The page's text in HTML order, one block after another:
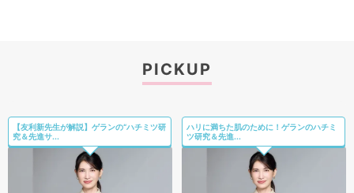
PICKUP
【友利新先生が解説】ゲランの“ハチミツ研
究＆先進サ...
ハリに満ちた肌のために！ゲランのハチミ
ツ研究＆先進...